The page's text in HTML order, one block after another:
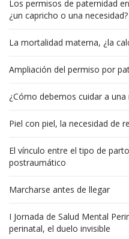
Los permisos de paternidad
¿un capricho o una necesidad?
La mortalidad materna, ¿la
Ampliación del permiso por
¿Cómo debemos cuidar a
Piel con piel, la necesidad de
El vínculo entre el tipo de
postraumático
Marcharse antes de llegar
I Jornada de Salud Mental
perinatal, el duelo invisible